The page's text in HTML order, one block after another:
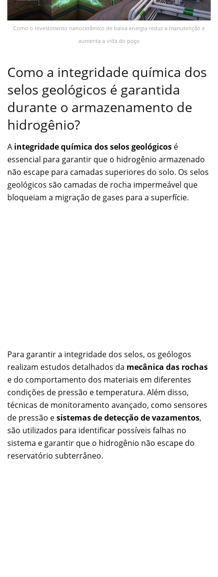
Como o revestimento nanocerâmico de baixa energia reduz a manutenção e
aumenta a vida do poço
Como a integridade química dos
selos geológicos é garantida
durante o armazenamento de
hidrogênio?
A integridade química dos selos geológicos é
essencial para garantir que o hidrogênio armazenado
não escape para camadas superiores do solo. Os selos
geológicos são camadas de rocha impermeável que
bloqueiam a migração de gases para a superfície.
Para garantir a integridade dos selos, os geólogos
realizam estudos detalhados da mecânica das rochas
e do comportamento dos materiais em diferentes
condições de pressão e temperatura. Além disso,
técnicas de monitoramento avançado, como sensores
de pressão esistemas de detecção de vazamentos,
são utilizados para identificar possíveis falhas no
sistema e garantir que o hidrogênio não escape do
reservatório subterrâneo.